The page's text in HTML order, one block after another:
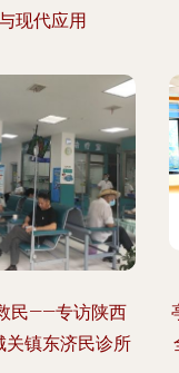
现代应用
民——专访陕西
关镇东济民诊所